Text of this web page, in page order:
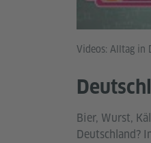
Videos: Alltag in
Bier, Wurst,
Deutschland?